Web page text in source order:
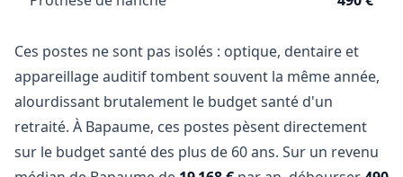
Ces postes ne sont pas isolés : optique, dentaire et
appareillage auditif tombent souvent la même année,
alourdissant brutalement le budget santé d'un
retraité. À Bapaume, ces postes pèsent directement
sur le budget santé des plus de 60 ans. Sur un revenu